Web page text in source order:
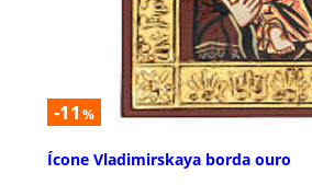
-11 %
Ícone Vladimirskaya borda ouro